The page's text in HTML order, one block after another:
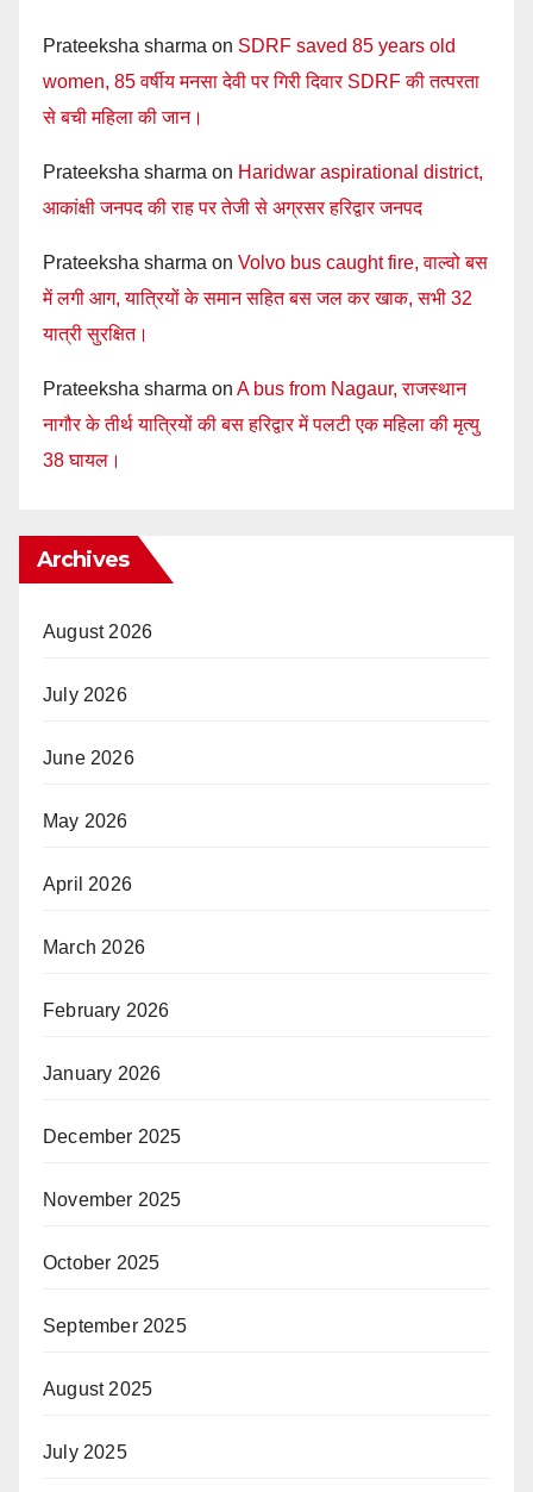
Prateeksha sharma on SDRF saved 85 years old
women, 85 वर्षीय मनसा देवी पर गिरी दिवार SDRF की तत्परता
से बची महिला की जान।
Prateeksha sharma on Haridwar aspirational district,
आकांक्षी जनपद की राह पर तेजी से अग्रसर हरिद्वार जनपद
Prateeksha sharma on Volvo bus caught fire, वाल्वो बस
में लगी आग, यात्रियों के समान सहित बस जल कर खाक, सभी 32
यात्री सुरक्षित।
Prateeksha sharma on A bus from Nagaur, राजस्थान
नागौर के तीर्थ यात्रियों की बस हरिद्वार में पलटी एक महिला की मृत्यु
38 घायल।
Archives
August 2026
July 2026
June 2026
May 2026
April 2026
March 2026
February 2026
January 2026
December 2025
November 2025
October 2025
September 2025
August 2025
July 2025